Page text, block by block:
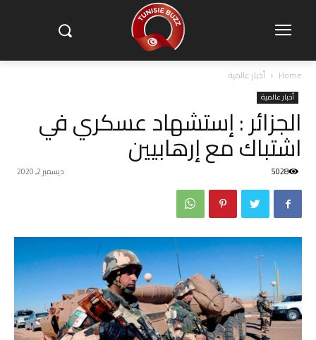
Home أخبار عالمية
أخبار عالمية
الجزائر : إستشهاد عسكري في
اشتباك مع إرهابيين
ديسمبر 2, 2020 5028